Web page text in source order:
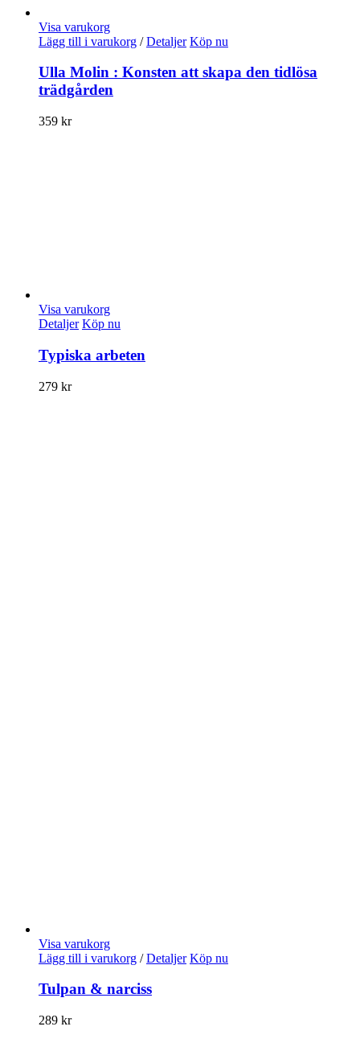
Visa varukorg
Lägg till i varukorg / Detaljer Köp nu
Ulla Molin : Konsten att skapa den tidlösa
trädgården
359 kr
Visa varukorg
Detaljer Köp nu
Typiska arbeten
279 kr
Visa varukorg
Lägg till i varukorg / Detaljer Köp nu
Tulpan & narciss
289 kr